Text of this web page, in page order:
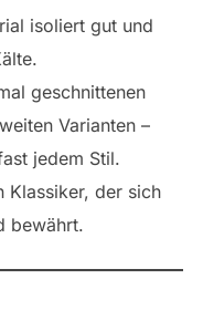
isoliert gut und
geschnittenen
Varianten –
jedem Stil.
Klassiker, der sich
bewährt.